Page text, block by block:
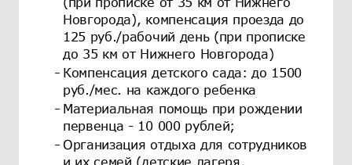
Новгорода), компенсация проезда до
125 руб./рабочий день (при прописке
до 35 км от Нижнего Новгорода)
Компенсация детского сада: до 1500
руб./мес. на каждого ребенка
Материальная помощь при рождении
первенца - 10 000 рублей;
Организация отдыха для сотрудников
и их семей (детские лагеря,